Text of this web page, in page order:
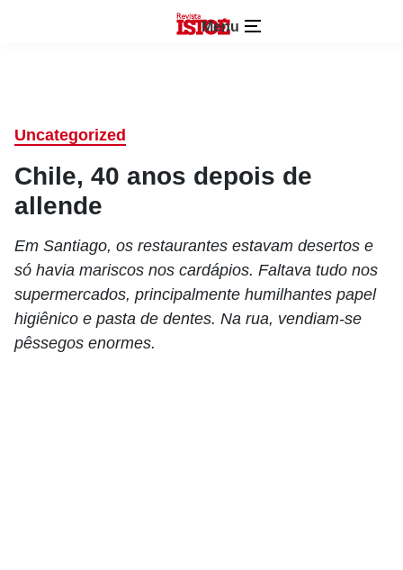
Menu
Uncategorized
Chile, 40 anos depois de
allende
Em Santiago, os restaurantes estavam desertos e
só havia mariscos nos cardápios. Faltava tudo nos
supermercados, principalmente humilhantes papel
higiênico e pasta de dentes. Na rua, vendiam-se
pêssegos enormes.